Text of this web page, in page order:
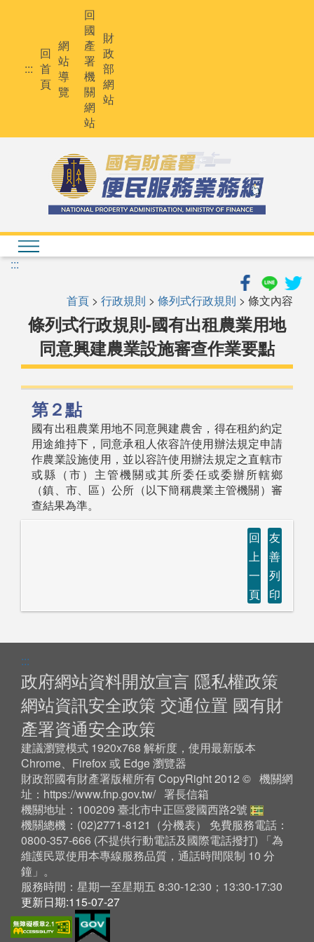
:::
回
首
頁
網
站
導
覽
回
國
產
署
機
關
網
站
財
政
部
網
站
:::
首頁 > 行政規則 > 條列式行政規則 > 條文內容
條列式行政規則-國有出租農業用地
同意興建農業設施審查作業要點
第２點
國有出租農業用地不同意興建農舍，得在租約約定
用途維持下，同意承租人依容許使用辦法規定申請
作農業設施使用，並以容許使用辦法規定之直轄市
或縣（市）主管機關或其所委任或委辦所轄鄉
（鎮、市、區）公所（以下簡稱農業主管機關）審
查結果為準。
回
上
一
頁
友
善
列
印
:::
政府網站資料開放宣言 隱私權政策
網站資訊安全政策 交通位置 國有財
產署資通安全政策
建議瀏覽模式 1920x768 解析度，使用最新版本
Chrome、Firefox 或 Edge 瀏覽器
財政部國有財產署版權所有 CopyRight 2012 © 機關網
址： https://www.fnp.gov.tw/ 署長信箱
機關地址：100209 臺北市中正區愛國西路2號
機關總機：(02)2771-8121（分機表） 免費服務電話：
0800-357-666 (不提供行動電話及國際電話撥打) 「為
維護民眾使用本專線服務品質，通話時間限制 10 分
鐘」。
服務時間：星期一至星期五 8:30-12:30；13:30-17:30
更新日期:115-07-27